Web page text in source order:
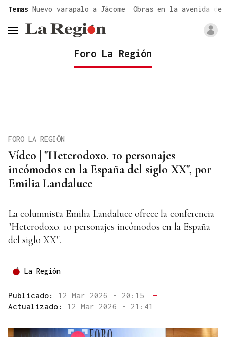
Temas Nuevo varapalo a Jácome Obras en la avenida de
header.menu.open
Foro La Región
Vídeo | "Heterodoxo. 10 personajes
incómodos en la España del siglo XX", por
Emilia Landaluce
FORO LA REGIÓN
La columnista Emilia Landaluce ofrece la conferencia
"Heterodoxo. 10 personajes incómodos en la España
del siglo XX".
La Región
Publicado: 12 Mar 2026 - 20:15
—
Actualizado: 12 Mar 2026 - 21:41